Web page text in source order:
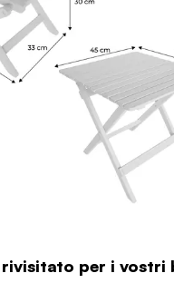
per i vostri